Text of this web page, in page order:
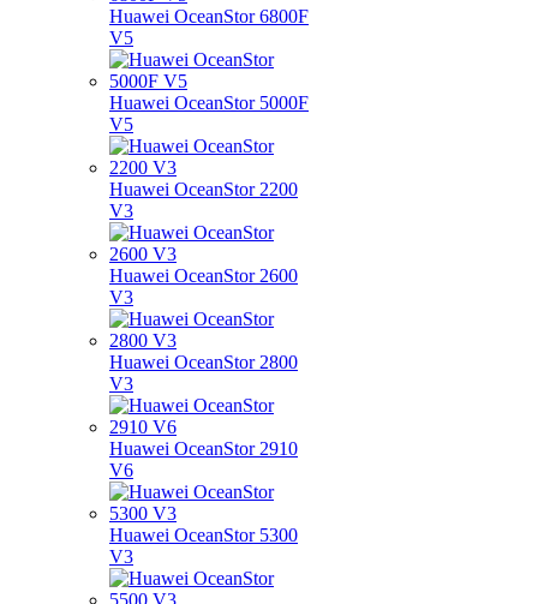
Huawei OceanStor 6800F
V5
Huawei OceanStor 5000F
V5
Huawei OceanStor 2200
V3
Huawei OceanStor 2600
V3
Huawei OceanStor 2800
V3
Huawei OceanStor 2910
V6
Huawei OceanStor 5300
V3